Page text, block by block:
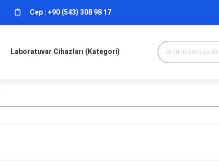
Cep :+90 (543) 308 98 17
Laboratuvar Cihazları (Kategori)